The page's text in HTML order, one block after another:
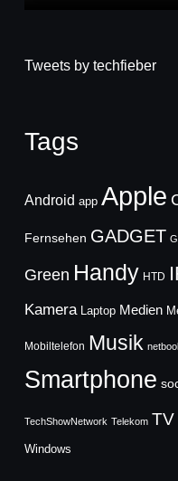
Tweets by techfieber
Tags
Android app Apple
Fernsehen GADGET
Green Handy HTD
Kamera Laptop Medien
Mobiltelefon Musik
Smartphone
TechShowNetwork Telekom TV
Windows